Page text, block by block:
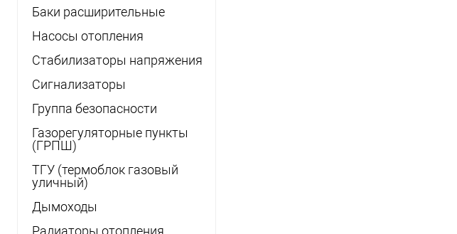
Баки расширительные
Насосы отопления
Стабилизаторы напряжения
Сигнализаторы
Группа безопасности
Газорегуляторные пункты
(ГРПШ)
ТГУ (термоблок газовый
уличный)
Дымоходы
Радиаторы отопления